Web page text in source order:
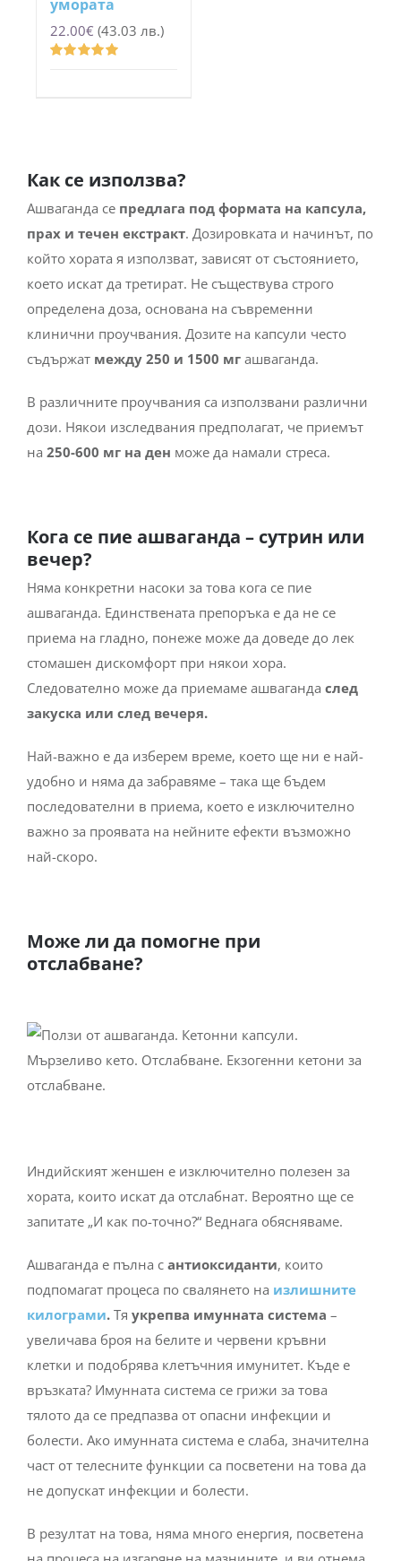
Оценено
22.00€ (43.03 лв.)
Ашваганда сепредлага под формата на капсула,
прах и течен екстракт . Дозировката и начинът, по
който хората я използват, зависят от състоянието,
което искат да третират. Не съществува строго
определена доза, основана на съвременни
клинични проучвания. Дозите на капсули често
съдържатмежду 250 и 1500 мгашваганда.
дози. Някои изследвания предполагат, че приемът
на250-600 мг на денможе да намали стреса.
вечер?
Няма конкретни насоки за това кога се пие
ашваганда. Единствената препоръка е да не се
приема на гладно, понеже може да доведе до лек
стомашен дискомфорт при някои хора.
Следователно може да приемаме ашваганда
закуска или след вечеря.
удобно и няма да забравяме – така ще бъдем
последователни в приема, което е изключително
важно за проявата на нейните ефекти възможно
най-скоро.
отслабване?
хората, които искат да отслабнат. Вероятно ще се
запитате „И как по-точно?“ Веднага обясняваме.
подпомагат процеса по свалянето наизлишните
килограми .Тяукрепва имунната система–
увеличава броя на белите и червени кръвни
клетки и подобрява клетъчния имунитет. Къде е
връзката? Имунната система се грижи за това
тялото да се предпазва от опасни инфекции и
болести. Ако имунната система е слаба, значителна
част от телесните функции са посветени на това да
не допускат инфекции и болести.
на процеса на изгаряне на мазнините, и ви отнема